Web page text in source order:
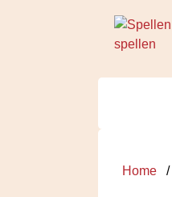
Home